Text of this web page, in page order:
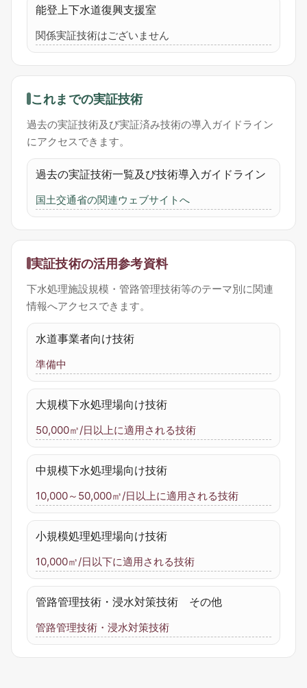
能登上下水道復興支援室
関係実証技術はございません
これまでの実証技術
過去の実証技術及び実証済み技術の導入ガイドライン
にアクセスできます。
過去の実証技術一覧及び技術導入ガイドライン
国土交通省の関連ウェブサイトへ
実証技術の活用参考資料
下水処理施設規模・管路管理技術等のテーマ別に関連
情報へアクセスできます。
水道事業者向け技術
準備中
大規模下水処理場向け技術
50,000㎥/日以上に適用される技術
中規模下水処理場向け技術
10,000～50,000㎥/日以上に適用される技術
小規模処理処理場向け技術
10,000㎥/日以下に適用される技術
管路管理技術・浸水対策技術 その他
管路管理技術・浸水対策技術